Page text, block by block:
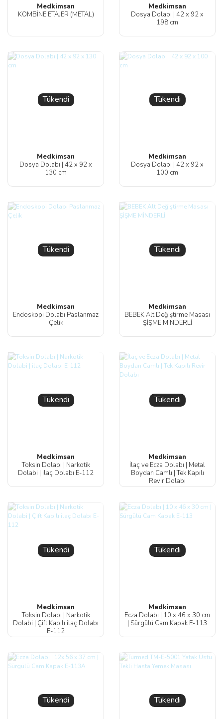
Medkimsan
KOMBİNE ETAJER (METAL)
Medkimsan
Dosya Dolabı | 42 x 92 x
198 cm
Tükendi
Medkimsan
Dosya Dolabı | 42 x 92 x
130 cm
Tükendi
Medkimsan
Dosya Dolabı | 42 x 92 x
100 cm
Tükendi
Medkimsan
Endoskopi Dolabı Paslanmaz
Çelik
Tükendi
Medkimsan
BEBEK Alt Değiştirme Masası
ŞİŞME MİNDERLİ
Tükendi
Medkimsan
Toksin Dolabı | Narkotik
Dolabi | ilaç Dolabı E-112
Tükendi
Medkimsan
İlaç ve Ecza Dolabı | Metal
Boydan Camlı | Tek Kapılı
Revir Dolabı
Tükendi
Medkimsan
Toksin Dolabı | Narkotik
Dolabi | Çift Kapılı ilaç Dolabı
E-112
Tükendi
Medkimsan
Ecza Dolabı | 10 x 46 x 30 cm
| Sürgülü Cam Kapak E-113
Tükendi Tükendi